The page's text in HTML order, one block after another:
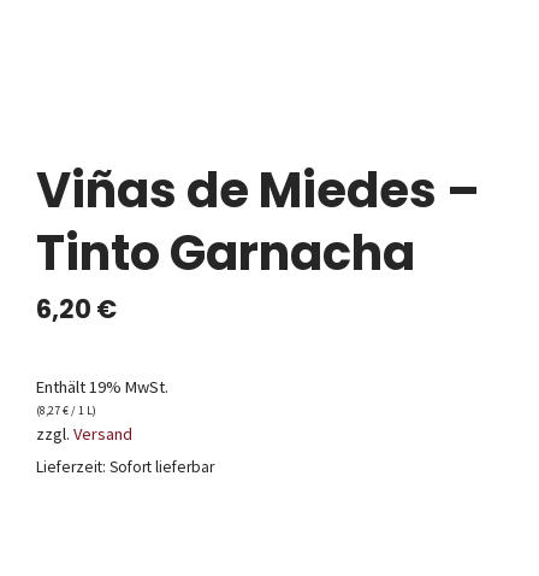
Viñas de Miedes –
Tinto Garnacha
6,20 €
Enthält 19% MwSt.
(8,27€ / 1 L)
zzgl. Versand
Lieferzeit: Sofort lieferbar